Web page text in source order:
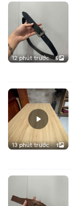
12 phút trước 5
13 phút trước 1